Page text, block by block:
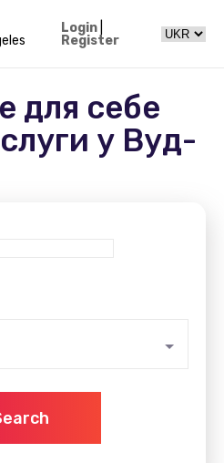
Login|
Register
для себе
у Вуд-